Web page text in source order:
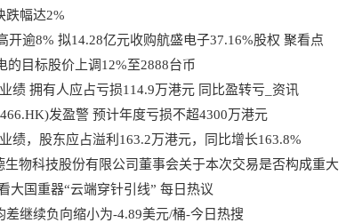
跌幅达2%
开逾8% 拟14.28亿元收购航盛电子37.16%股权 聚看点
的目标股价上调12%至2888台币
绩 拥有人应占亏损114.9万港元 同比盈转亏_资讯
发盈警 预计年度亏损不超4300万港元
绩，股东应占溢利163.2万港元，同比增长163.8%
生物科技股份有限公司董事会关于本次交易是否构成重大
上市的说明
大国重器“云端穿针引线” 每日热议
差继续负向缩小为-4.89美元/桶-今日热搜